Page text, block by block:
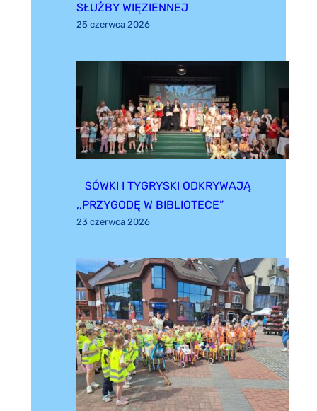
SŁUŻBY WIĘZIENNEJ
25 czerwca 2026
SÓWKI I TYGRYSKI ODKRYWAJĄ
,,PRZYGODĘ W BIBLIOTECE”
23 czerwca 2026